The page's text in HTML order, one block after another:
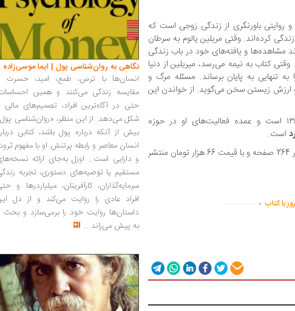
روایتی باورنگری از زندگی زوجی است که
کرده‌اند. وقتی مریلین یالوم به سرطان
مشاهده‌ها و یافته‌های خود در باب زندگی
کتاب به نیمه می‌رسد، میریلین از دنیا
تنهایی به پایان برساند. مسئله مرگ و
ارزش زیستن سخن می‌گوید. از خواندن این
الهام شریف مترجم این اثر متولد ۱۳۵۵ است و عمده فعالیت‌های او در حوزه
است.
«مساله مرگ و زندگی» اثر اروین یالوم در 264 صفحه و با قیمت 66 هزار تومان منتشر
با کتاب .
..............
نگاهی به روان‌شناسی پول | ایما موسی‌زاده
انسان‌ها با ترس، طمع، امید، حسرت
مقایسه زندگی می‌کنند و همین
حتی در آگاه‌ترین افراد، تصمیم‌های مالی
شکل می‌دهد. از این منظر، «روان‌شناسی
بیش از آنکه درباره پول باشد، کتابی
انسان معاصر و رابطه پرتنش او با مفهوم
و دارایی است... اوزل به‌جای ارائه
مستقیم یا توصیه‌های دستوری، تجربه
سرمایه‌گذاران، کارآفرینان، میلیاردرها و
افراد عادی را روایت می‌کند و از دل
داستان‌ها روایت خود را برمی‌سازد و بحث
به پیش می‌راند ...